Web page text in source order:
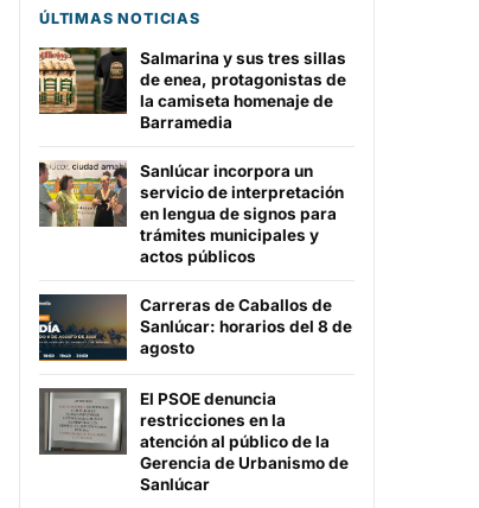
ÚLTIMAS NOTICIAS
Salmarina y sus tres sillas
de enea, protagonistas de
la camiseta homenaje de
Barramedia
Sanlúcar incorpora un
servicio de interpretación
en lengua de signos para
trámites municipales y
actos públicos
Carreras de Caballos de
Sanlúcar: horarios del 8 de
agosto
El PSOE denuncia
restricciones en la
atención al público de la
Gerencia de Urbanismo de
Sanlúcar